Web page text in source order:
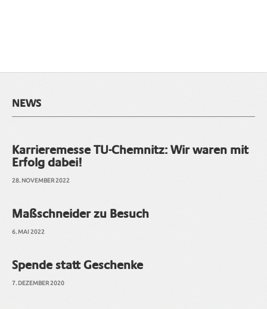
NEWS
Karrieremesse TU-Chemnitz: Wir waren mit
Erfolg dabei!
28. NOVEMBER 2022
Maßschneider zu Besuch
6. MAI 2022
Spende statt Geschenke
7. DEZEMBER 2020